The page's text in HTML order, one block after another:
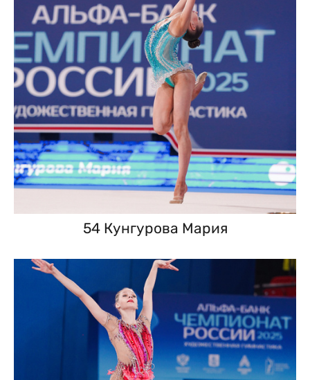
54 Кунгурова Мария